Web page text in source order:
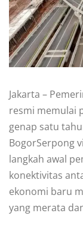
Jakarta –
resmi memulai
genap satu
BogorSerpong
langkah awal
konektivitas
ekonomi baru
yang merata